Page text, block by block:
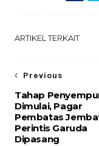
ARTIKEL TERKAIT
Previous
Tahap
Dimulai, Pagar
Pembatas
Perintis Garuda
Dipasang